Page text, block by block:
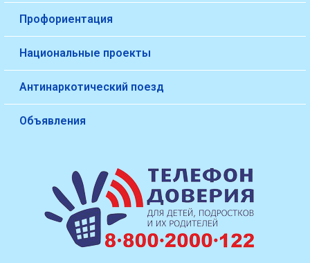
Профориентация
Национальные проекты
Антинаркотический поезд
Объявления